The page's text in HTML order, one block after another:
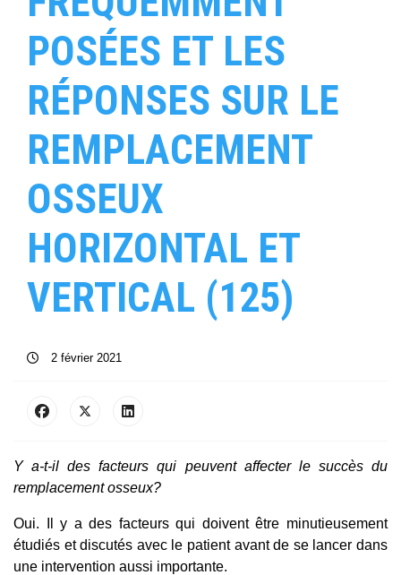
POSÉES ET LES
RÉPONSES SUR LE
REMPLACEMENT
OSSEUX
HORIZONTAL ET
VERTICAL (125)
2 février 2021
Y a-t-il des facteurs qui peuvent affecter le succès du
remplacement osseux?
Oui. Il y a des facteurs qui doivent être minutieusement
étudiés et discutés avec le patient avant de se lancer dans
une intervention aussi importante.